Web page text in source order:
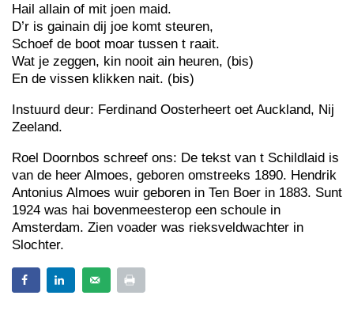
Hail allain of mit joen maid.
D’r is gainain dij joe komt steuren,
Schoef de boot moar tussen t raait.
Wat je zeggen, kin nooit ain heuren, (bis)
En de vissen klikken nait. (bis)
Instuurd deur: Ferdinand Oosterheert oet Auckland, Nij
Zeeland.
Roel Doornbos schreef ons: De tekst van t Schildlaid is
van de heer Almoes, geboren omstreeks 1890. Hendrik
Antonius Almoes wuir geboren in Ten Boer in 1883. Sunt
1924 was hai bovenmeesterop een schoule in
Amsterdam. Zien voader was rieksveldwachter in
Slochter.